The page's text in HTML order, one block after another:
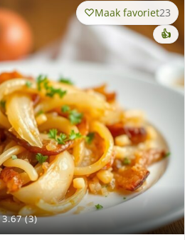
3.67 (3)
Maak favoriet23
👍